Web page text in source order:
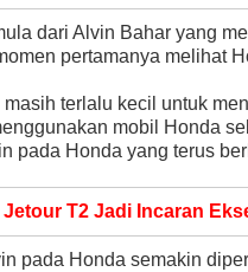
dari Alvin Bahar yang
pertamanya melihat
masih terlalu kecil untuk
mobil Honda
pada Honda yang terus
Jetour T2 Jadi Incaran
pada Honda semakin